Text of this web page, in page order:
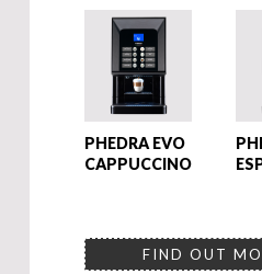
PHEDRA EVO
CAPPUCCINO
FIND OUT